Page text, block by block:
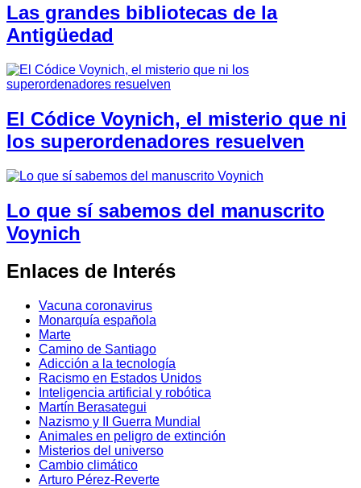
Las grandes bibliotecas de la
Antigüedad
El Códice Voynich, el misterio que ni
los superordenadores resuelven
Lo que sí sabemos del manuscrito
Voynich
Enlaces de Interés
Vacuna coronavirus
Monarquía española
Marte
Camino de Santiago
Adicción a la tecnología
Racismo en Estados Unidos
Inteligencia artificial y robótica
Martín Berasategui
Nazismo y II Guerra Mundial
Animales en peligro de extinción
Misterios del universo
Cambio climático
Arturo Pérez-Reverte